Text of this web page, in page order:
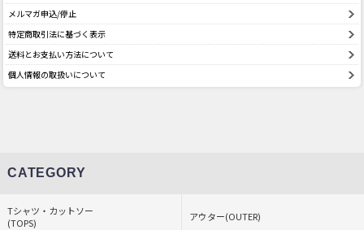
メルマガ申込/停止
特定商取引法に基づく表示
送料とお支払い方法について
個人情報の取扱いについて
CATEGORY
Tシャツ・カットソー
(TOPS)
アウター(OUTER)